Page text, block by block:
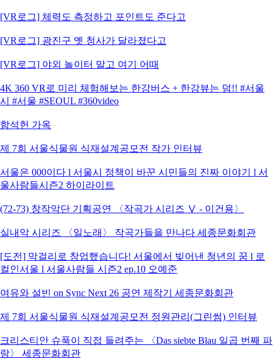
[VR로그] 체력도 측정하고 포인트도 준다고
[VR로그] 광진구 옛 청사가 달라졌다고
[VR로그] 야외 놀이터 말고 여기 어때
4K 360 VR로 미리 체험해보는 한강버스 + 한강뷰는 덤!! #서울
시 #서울 #SEOUL #360video
함석헌 가옥
제 7회 서울식물원 식재설계공모전 작가 인터뷰
서울은 000이다 l 서울시 정책이 바꾼 시민들의 진짜 이야기 l 서
울사람들시즌2 하이라이트
(72-73) 창작악단 기획공연 〈작곡가 시리즈 Ⅴ - 이건용〉
실내악 시리즈 〈일노래〉 작곡가들을 만나다 세종문화회관
[도전] 막걸리로 창업했습니다! 서울에서 빚어낸 청년의 꿈 l 로
컬인서울 l 서울사람들 시즌2 ep.10 오예준
여유와 설빈 on Sync Next 26 공연 제작기 세종문화회관
제 7회 서울식물원 식재설계공모전 정원관리(그린썸) 인터뷰
크리스티안 슈푹이 직접 들려주는 〈Das siebte Blau 일곱 번째 파
랑〉 세종문화회관